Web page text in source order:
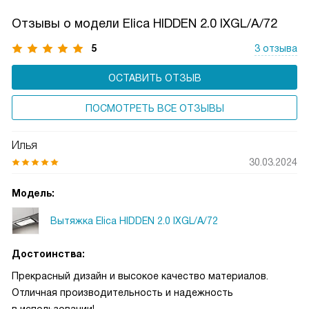
Отзывы о модели Elica HIDDEN 2.0 IXGL/A/72
5 3 отзыва
ОСТАВИТЬ ОТЗЫВ
ПОСМОТРЕТЬ ВСЕ ОТЗЫВЫ
Илья
30.03.2024
Модель:
Вытяжка Elica HIDDEN 2.0 IXGL/A/72
Достоинства:
Прекрасный дизайн и высокое качество материалов.
Отличная производительность и надежность